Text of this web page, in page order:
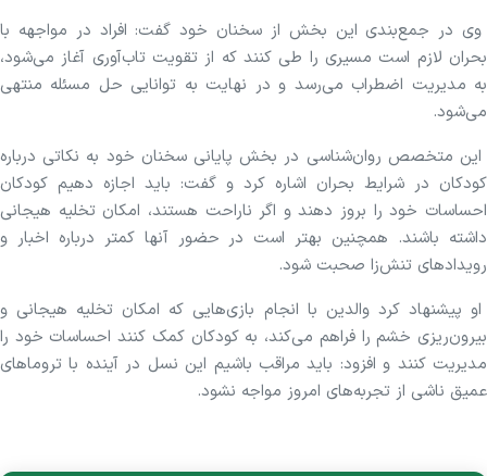
وی در جمع‌بندی این بخش از سخنان خود گفت: افراد در مواجهه با
بحران لازم است مسیری را طی کنند که از تقویت تاب‌آوری آغاز می‌شود،
به مدیریت اضطراب می‌رسد و در نهایت به توانایی حل مسئله منتهی
می‌شود.
این متخصص روان‌شناسی در بخش پایانی سخنان خود به نکاتی درباره
کودکان در شرایط بحران اشاره کرد و گفت: باید اجازه دهیم کودکان
احساسات خود را بروز دهند و اگر ناراحت هستند، امکان تخلیه هیجانی
داشته باشند. همچنین بهتر است در حضور آنها کمتر درباره اخبار و
رویداد‌های تنش‌زا صحبت شود.
او پیشنهاد کرد والدین با انجام بازی‌هایی که امکان تخلیه هیجانی و
بیرون‌ریزی خشم را فراهم می‌کند، به کودکان کمک کنند احساسات خود را
مدیریت کنند و افزود: باید مراقب باشیم این نسل در آینده با تروما‌های
عمیق ناشی از تجربه‌های امروز مواجه نشود.